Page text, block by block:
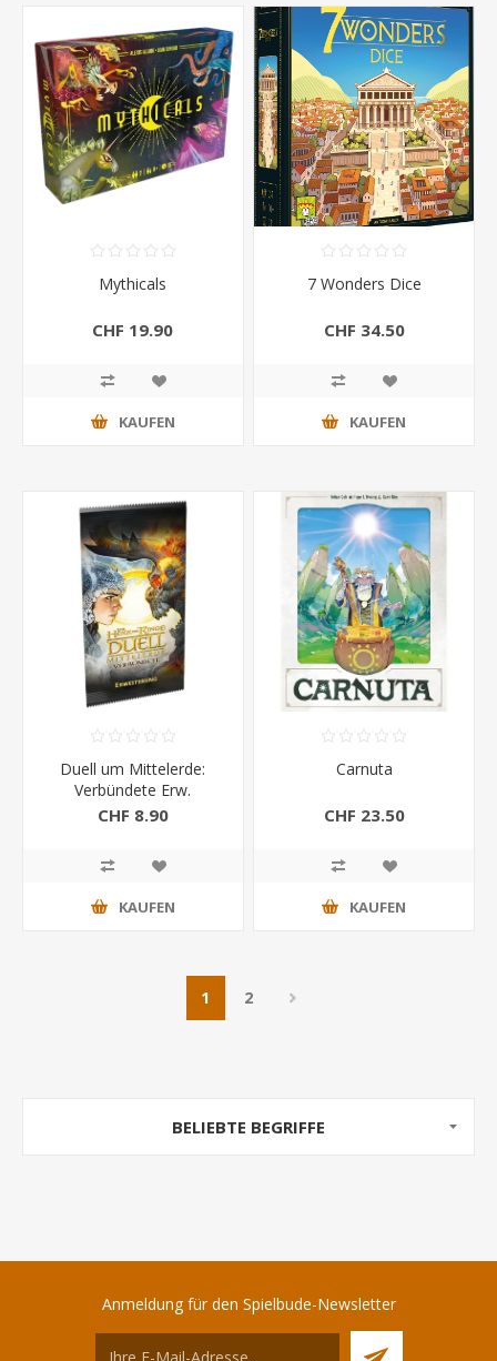
Mythicals
CHF 19.90
KAUFEN
7 Wonders Dice
CHF 34.50
KAUFEN
Duell um Mittelerde:
Verbündete Erw.
CHF 8.90
KAUFEN
Carnuta
CHF 23.50
KAUFEN
1 2
BELIEBTE BEGRIFFE
Anmeldung für den Spielbude-Newsletter